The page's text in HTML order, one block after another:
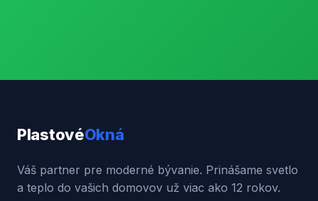
PlastovéOkná
Váš partner pre moderné bývanie. Prinášame svetlo
a teplo do vašich domovov už viac ako 12 rokov.